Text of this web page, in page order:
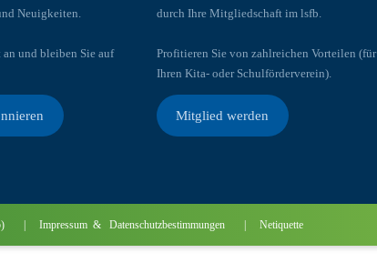
Neuigkeiten.
und bleiben Sie auf
durch Ihre Mitgliedschaft im lsfb.
Profitieren Sie von zahlreichen Vorteilen (für
Ihren Kita- oder Schulförderverein).
Mitglied werden
| Impressum & Datenschutzbestimmungen | Netiquette